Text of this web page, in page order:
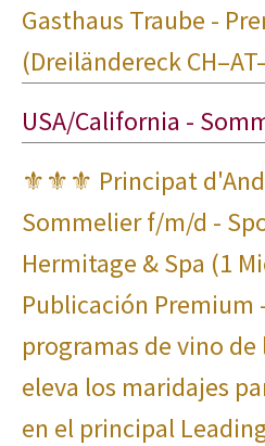
Gasthaus Traube -
(Dreiländereck
USA/California -
⚜⚜⚜ Principat
Sommelier f/m/d -
Hermitage & Spa (1
Publicación Premium
programas de vino
eleva los maridajes
en el principal